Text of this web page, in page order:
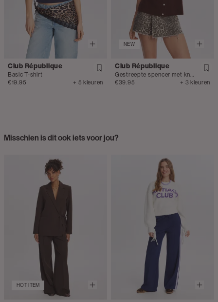
Club République
Basic T-shirt
€19.95
+ 5 kleuren
NEW
Club République
€39.95
+ 3 kleuren
Misschien is dit ook iets voor jou?
HOT ITEM